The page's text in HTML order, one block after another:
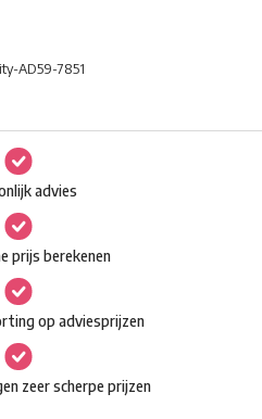
Deze
optie
kan
gekozen
worden
op
de
productpagina
AD59-7851
advies
prijs berekenen
op adviesprijzen
zeer scherpe prijzen